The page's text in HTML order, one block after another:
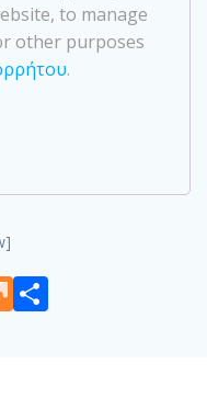
to manage
other purposes
.
Mix